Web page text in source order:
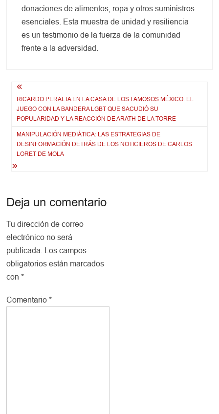
donaciones de alimentos, ropa y otros suministros
esenciales. Esta muestra de unidad y resiliencia
es un testimonio de la fuerza de la comunidad
frente a la adversidad.
Navegación
de
entradas
RICARDO PERALTA EN LA CASA DE LOS FAMOSOS MÉXICO: EL
JUEGO CON LA BANDERA LGBT QUE SACUDIÓ SU
POPULARIDAD Y LA REACCIÓN DE ARATH DE LA TORRE
MANIPULACIÓN MEDIÁTICA: LAS ESTRATEGIAS DE
DESINFORMACIÓN DETRÁS DE LOS NOTICIEROS DE CARLOS
LORET DE MOLA
Deja un comentario
Tu dirección de correo
electrónico no será
publicada.
Los campos
obligatorios están marcados
con*
Comentario*